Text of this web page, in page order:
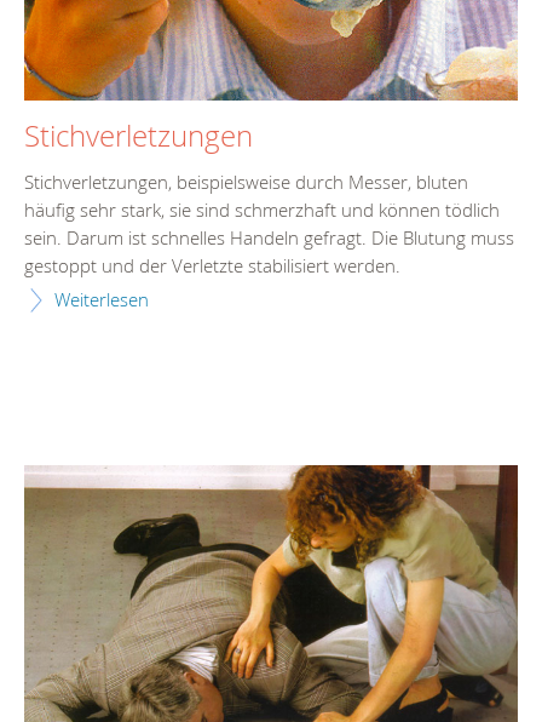
Stichverletzungen
Stichverletzungen, beispielsweise durch Messer, bluten
häufig sehr stark, sie sind schmerzhaft und können tödlich
sein. Darum ist schnelles Handeln gefragt. Die Blutung muss
gestoppt und der Verletzte stabilisiert werden.
Weiterlesen